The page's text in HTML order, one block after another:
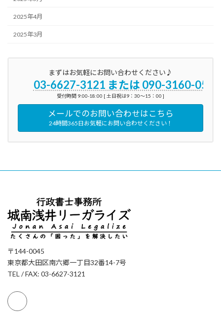
2025年4月
2025年3月
まずはお気軽にお問い合わせください♪
03-6627-3121 または 090-3160-0596
受付時間 9:00-18:00 [ 土日祝は9：30～15：00 ]
メールでのお問い合わせはこちら
24時間365日お気軽にお問い合わせください！
〒144-0045
東京都大田区南六郷一丁目32番14-7号
TEL / FAX: 03-6627-3121